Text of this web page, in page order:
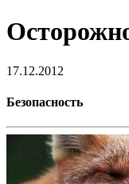
17.12.2012
Безопасность